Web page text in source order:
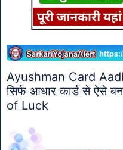
Ayushman Card
सिर्फ आधार कार्ड से ऐसे
of Luck